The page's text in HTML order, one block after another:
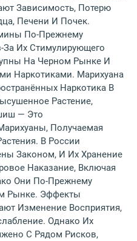
Зависимость, Потерю
Печени И Почек.
По-Прежнему
За Их Стимулирующего
На Черном Рынке И
Наркотиками. Марихуана
Наркотика В
Растение,
— Это
Получаемая
В России
Законом, И Их Хранение
Наказание, Включая
Они По-Прежнему
Рынке. Эффекты
Изменение Восприятия,
Однако Их
С Рядом Рисков,